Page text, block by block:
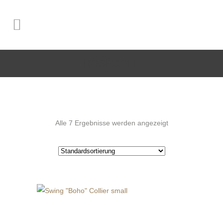
Alle 7 Ergebnisse werden angezeigt